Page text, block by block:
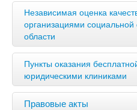
Независимая оценка
организациями
области
Пункты оказания
юридическими клиниками
Правовые акты